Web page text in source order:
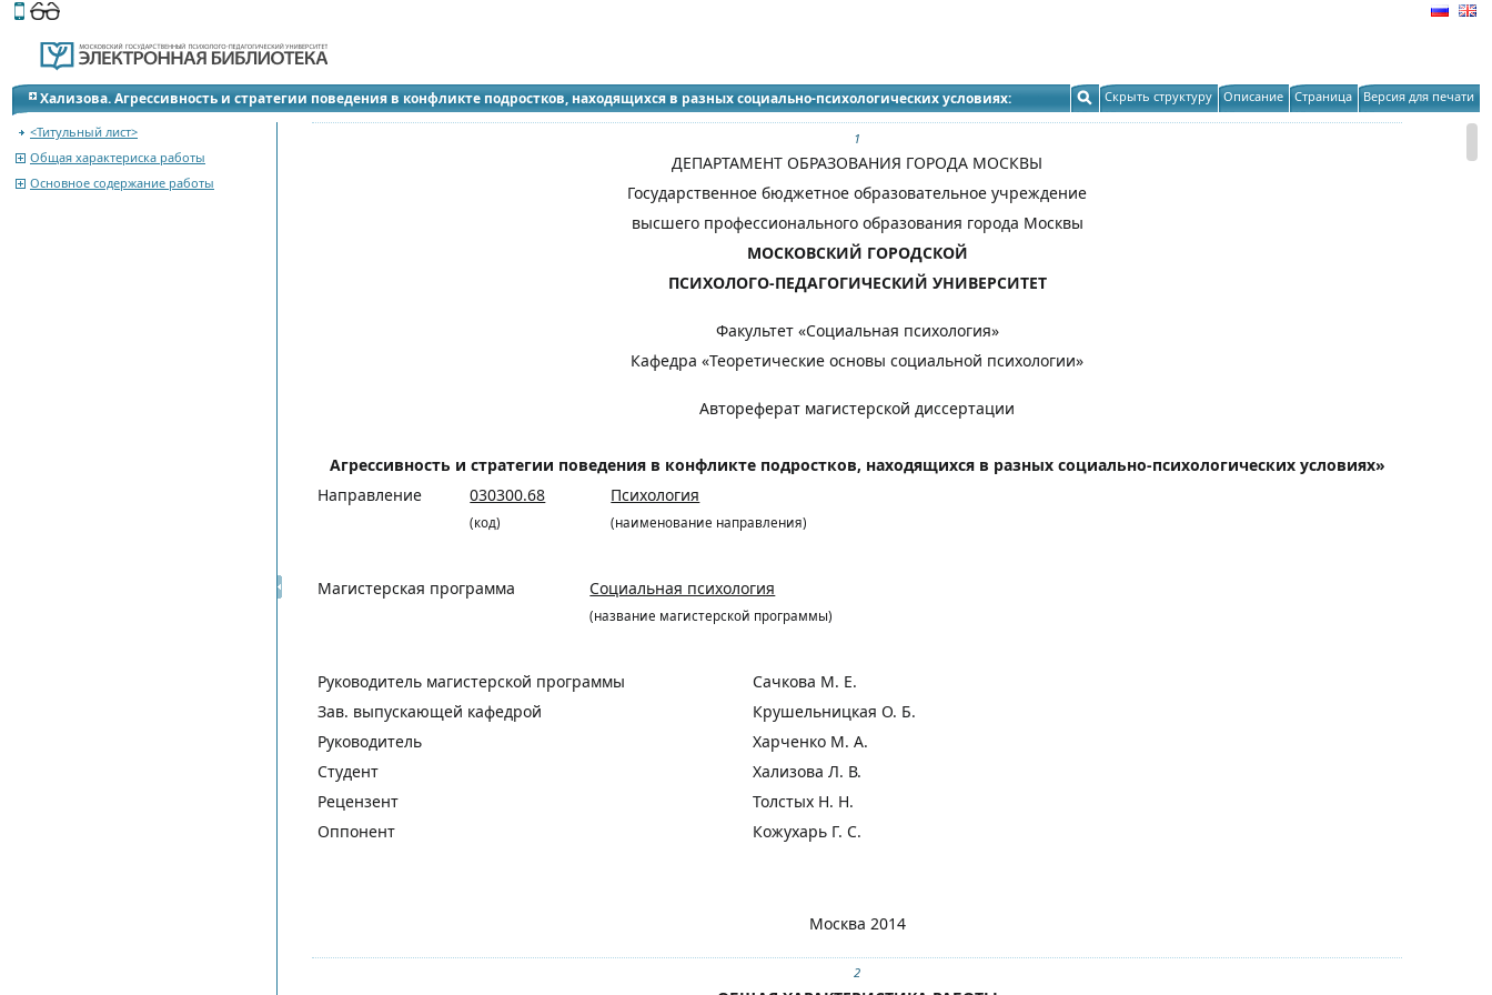
Этот сайт поддерживает
Хализова. Агрессивность и стратегии поведения в конфликте подростков, находящихся в разных социально-психологических условиях:
Автореферат магистерской диссертации
Скрыть структуру Описание Страница Версия для печати
<Титульный лист>
Общая характериска работы
Основное содержание работы
1
ДЕПАРТАМЕНТ ОБРАЗОВАНИЯ ГОРОДА МОСКВЫ
Государственное бюджетное образовательное учреждение
высшего профессионального образования города Москвы
МОСКОВСКИЙ ГОРОДСКОЙ
ПСИХОЛОГО-ПЕДАГОГИЧЕСКИЙ УНИВЕРСИТЕТ
Факультет «Социальная психология»
Кафедра «Теоретические основы социальной психологии»
Автореферат магистерской диссертации
Агрессивность и стратегии поведения в конфликте подростков, находящихся в разных социально-психологических условиях»
Направление
030300.68 Психология
(код) (наименование направления)
Магистерская программа Социальная психология
(название магистерской программы)
Руководитель магистерской программы
Сачкова М. Е.
Зав. выпускающей кафедрой
Крушельницкая О. Б.
Руководитель
Харченко М. А.
Студент
Хализова Л. В.
Рецензент
Толстых Н. Н.
Оппонент
Кожухарь Г. С.
Москва 2014
2